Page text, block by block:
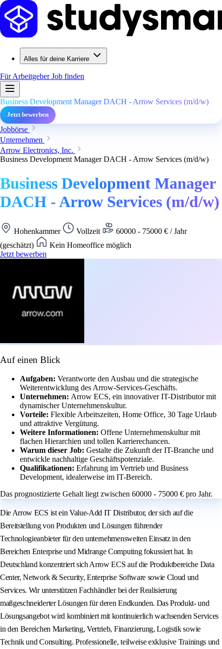
Alles für deine Karriere
Für ArbeitgeberJob finden
Business Development Manager DACH - Arrow Services (m/d/w)
Jetzt bewerben
Jobbörse
Unternehmen
Arrow Electronics, Inc.
Business Development Manager DACH - Arrow Services (m/d/w)
Business Development Manager
DACH - Arrow Services (m/d/w)
Hohenkammer Vollzeit
60000 - 75000 € / Jahr
(geschätzt)
Kein Homeoffice möglich
Jetzt bewerben
Auf einen Blick
Aufgaben: Verantworte den Ausbau und die strategische
Weiterentwicklung des Arrow-Services-Geschäfts.
Unternehmen: Arrow ECS, ein innovativer IT-Distributor mit
dynamischer Unternehmenskultur.
Vorteile: Flexible Arbeitszeiten, Home Office, 30 Tage Urlaub
und attraktive Vergütung.
Weitere Informationen: Offene Unternehmenskultur mit
flachen Hierarchien und tollen Karrierechancen.
Warum dieser Job: Gestalte die Zukunft der IT-Branche und
entwickle nachhaltige Geschäftspotenziale.
Qualifikationen: Erfahrung im Vertrieb und Business
Development, idealerweise im IT-Bereich.
Das prognostizierte Gehalt liegt zwischen 60000 - 75000 € pro Jahr.
Die Arrow ECS ist ein Value-Add IT Distributor, der sich auf die
Bereitstellung von Produkten und Lösungen führender
Technologieanbieter für den unternehmensweiten Einsatz in den
Bereichen Enterprise und Midrange Computing fokussiert hat. In
Deutschland konzentriert sich Arrow ECS auf die Produktbereiche Data
Center, Network & Security, Enterprise Software sowie Cloud und
Services. Wir unterstützen Fachhändler bei der Realisierung
maßgeschneiderter Lösungen für deren Endkunden. Das Produkt- und
Lösungsangebot wird kombiniert mit kontinuierlich wachsenden Services
in den Bereichen Marketing, Vertrieb, Finanzierung, Logistik sowie
Technik und Consulting. Professionelle, teilweise exklusive Trainings und